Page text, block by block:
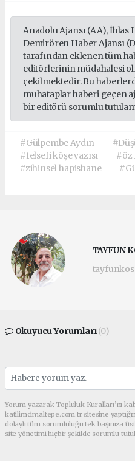
Anadolu Ajansı (AA), İhlas
Demirören Haber Ajansı
tarafından eklenen tüm
editörlerinin müdahalesi
çekilmektedir. Bu
muhataplar haberi geçen
bir editörü sorumlu
#Gülpembe Aydın
#felsefi köşe yazısı
#öz
#zihinsel hapishane
TAYFUN
Okuyucu Yorumları(0)
Yorum yazarak Topluluk Kuralları’nı
katilimcimaltepe.com.tr sitesine
dolaylı tüm sorumluluğu tek başınıza
site yönetimi hiçbir şekilde sorumlu